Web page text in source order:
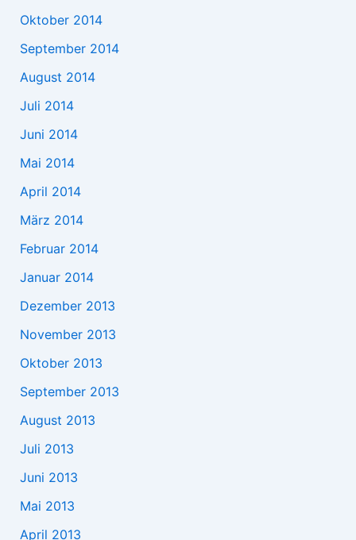
Oktober 2014
September 2014
August 2014
Juli 2014
Juni 2014
Mai 2014
April 2014
März 2014
Februar 2014
Januar 2014
Dezember 2013
November 2013
Oktober 2013
September 2013
August 2013
Juli 2013
Juni 2013
Mai 2013
April 2013